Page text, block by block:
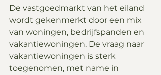
De vastgoedmarkt van het eiland
wordt gekenmerkt door een mix
van woningen, bedrijfspanden en
vakantiewoningen. De vraag naar
vakantiewoningen is sterk
toegenomen, met name in